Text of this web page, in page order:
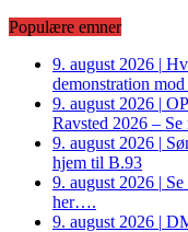
Populære emner
9. august 2026 |
demonstration
9. august 2026 |
Ravsted 2026 –
9. august 2026 |
hjem til B.93
9. august 2026 |
her….
9. august 2026 |